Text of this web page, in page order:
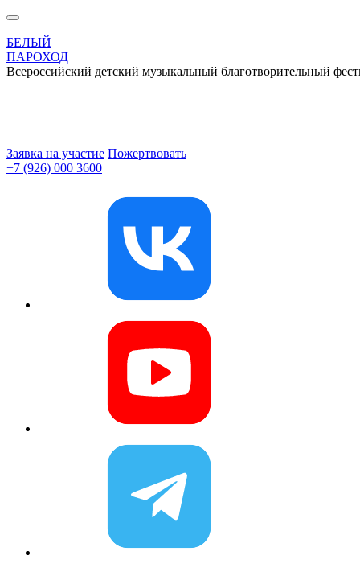
БЕЛЫЙ
ПАРОХОД
Всероссийский детский музыкальный благотворительный
Заявка на участие Пожертвовать
+7 (926) 000 3600